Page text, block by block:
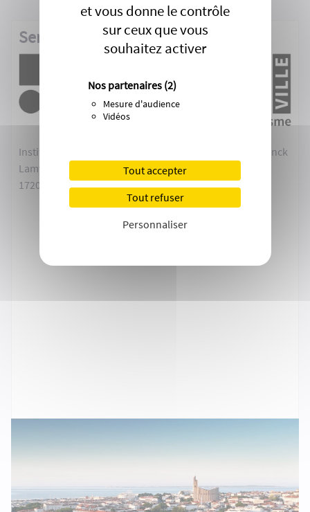
et vous donne le contrôle
sur ceux que vous
souhaitez activer
Nos partenaires (2)
Mesure d'audience
Vidéos
Tout accepter
Tout refuser
Personnaliser
Service Urbanisme - Mairie de Royan
Institut de Formation de Royan (IFR) - 48 boulevard Franck
Lamy
17200 Royan